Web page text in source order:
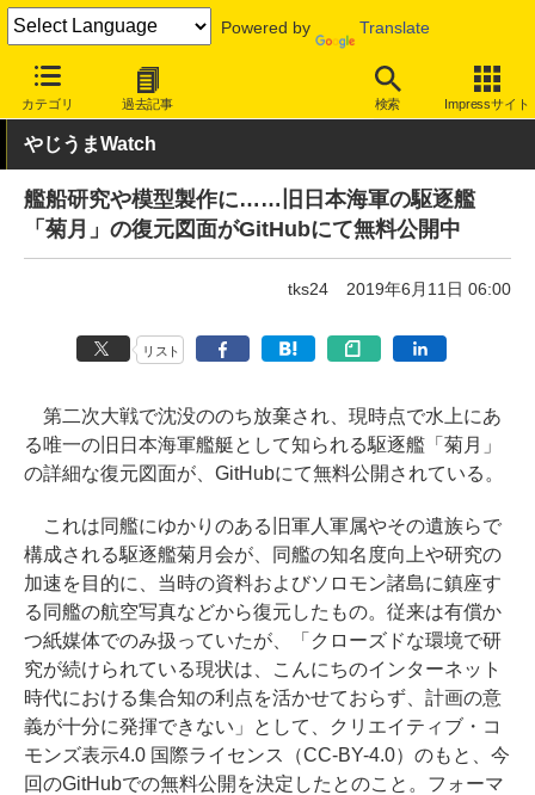
Powered by Translate
カテゴリ 過去記事 検索 Impressサイト
INTERNET Watch トピック
やじうまWatch
艦船研究や模型製作に……旧日本海軍の駆逐艦
「菊月」の復元図面がGitHubにて無料公開中
tks24 2019年6月11日 06:00
リスト
第二次大戦で沈没ののち放棄され、現時点で水上にあ
る唯一の旧日本海軍艦艇として知られる駆逐艦「菊月」
の詳細な復元図面が、GitHubにて無料公開されている。
これは同艦にゆかりのある旧軍人軍属やその遺族らで
構成される駆逐艦菊月会が、同艦の知名度向上や研究の
加速を目的に、当時の資料およびソロモン諸島に鎮座す
る同艦の航空写真などから復元したもの。従来は有償か
つ紙媒体でのみ扱っていたが、「クローズドな環境で研
究が続けられている現状は、こんにちのインターネット
時代における集合知の利点を活かせておらず、計画の意
義が十分に発揮できない」として、クリエイティブ・コ
モンズ表示4.0 国際ライセンス（CC-BY-4.0）のもと、今
回のGitHubでの無料公開を決定したとのこと。フォーマ